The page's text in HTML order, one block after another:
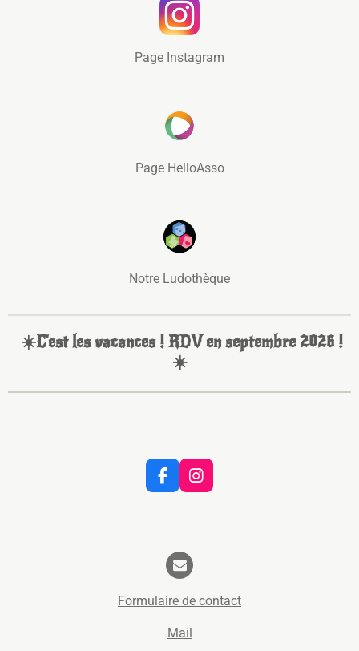
Page Instagram
Page HelloAsso
Notre Ludothèque
☀️C'est les vacances ! RDV en septembre 2026 !
☀️
F
a
o
o
I
n
m
Formulaire de contact
Mail